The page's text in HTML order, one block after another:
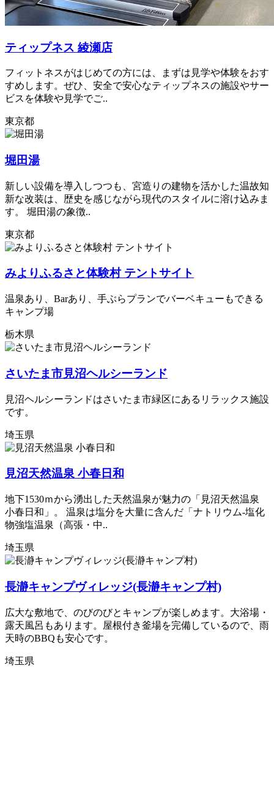
ティップネス 綾瀬店
フィットネスがはじめての方には、まずは見学や体験をおす
すめします。ぜひ、安全で安心なティップネスの施設やサー
ビスを体験や見学でご..
東京都
堀田湯
新しい設備を導入しつつも、宮造りの建物を活かした温故知
新な改装は、歴史を感じながら現代のスタイルに溶け込みま
す。 堀田湯の象徴..
東京都
みよりふるさと体験村 テントサイト
温泉あり、Barあり、手ぶらプランでバーベキューもできる
キャンプ場
栃木県
さいたま市見沼ヘルシーランド
見沼ヘルシーランドはさいたま市緑区にあるリラックス施設
です。
埼玉県
見沼天然温泉 小春日和
地下1530ｍから湧出した天然温泉が魅力の「見沼天然温泉
小春日和」。 温泉は塩分を大量に含んだ「ナトリウム‐塩化
物強塩温泉（高張・中..
埼玉県
長瀞キャンプヴィレッジ(長瀞キャンプ村)
広大な敷地で、のびのびとキャンプが楽しめます。大浴場・
露天風呂もあります。屋根付き釜場を完備しているので、雨
天時のBBQも安心です。
埼玉県